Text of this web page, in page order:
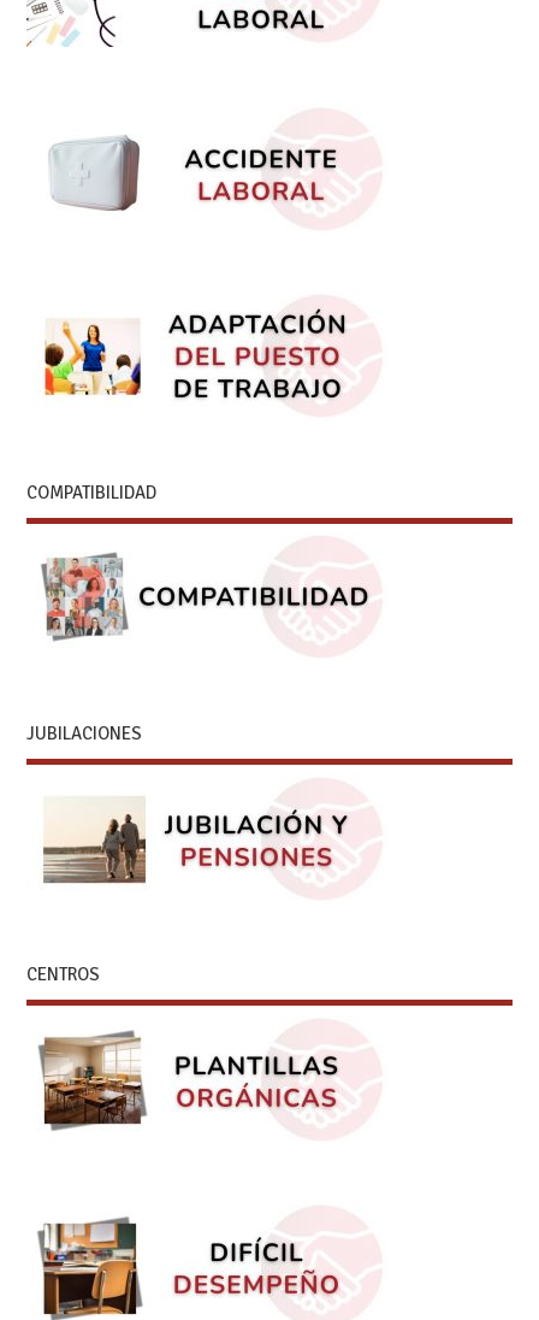
COMPATIBILIDAD
JUBILACIONES
CENTROS